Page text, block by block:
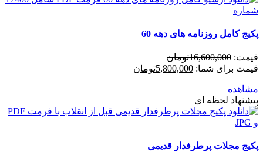
پکیج کامل روزنامه های دهه 60
قیمت: 16,600,000تومان
قیمت برای شما: 5,800,000تومان
مشاهده
پیشنهاد لحظه ای
پکیج مجلات پرطرفدار قدیمی